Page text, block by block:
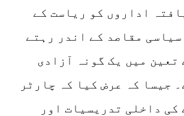
اداروں کو ریاست کے
سیاسی مقاصد کے اندر رہتے
تعین میں یک گونہ آزادی
جیسا کہ عرض کیا کہ چارٹر
کی داخلی تدریسیات اور